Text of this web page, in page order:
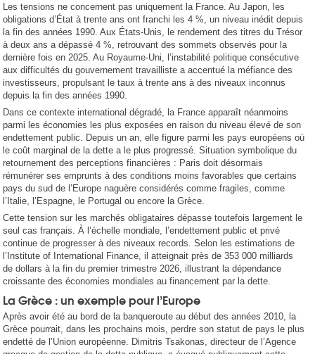
Les tensions ne concernent pas uniquement la France. Au Japon, les
obligations d’État à trente ans ont franchi les 4 %, un niveau inédit depuis
la fin des années 1990. Aux États-Unis, le rendement des titres du Trésor
à deux ans a dépassé 4 %, retrouvant des sommets observés pour la
dernière fois en 2025. Au Royaume-Uni, l’instabilité politique consécutive
aux difficultés du gouvernement travailliste a accentué la méfiance des
investisseurs, propulsant le taux à trente ans à des niveaux inconnus
depuis la fin des années 1990.
Dans ce contexte international dégradé, la France apparaît néanmoins
parmi les économies les plus exposées en raison du niveau élevé de son
endettement public. Depuis un an, elle figure parmi les pays européens où
le coût marginal de la dette a le plus progressé. Situation symbolique du
retournement des perceptions financières : Paris doit désormais
rémunérer ses emprunts à des conditions moins favorables que certains
pays du sud de l’Europe naguère considérés comme fragiles, comme
l’Italie, l’Espagne, le Portugal ou encore la Grèce.
Cette tension sur les marchés obligataires dépasse toutefois largement le
seul cas français. À l’échelle mondiale, l’endettement public et privé
continue de progresser à des niveaux records. Selon les estimations de
l’Institute of International Finance, il atteignait près de 353 000 milliards
de dollars à la fin du premier trimestre 2026, illustrant la dépendance
croissante des économies mondiales au financement par la dette.
La Grèce : un exemple pour l’Europe
Après avoir été au bord de la banqueroute au début des années 2010, la
Grèce pourrait, dans les prochains mois, perdre son statut de pays le plus
endetté de l’Union européenne. Dimitris Tsakonas, directeur de l’Agence